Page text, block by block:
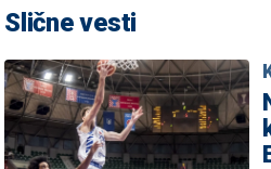
Slične vesti